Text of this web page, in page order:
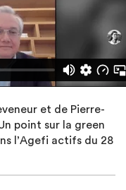
et de Pierre-
point sur la green
l’Agefi actifs du 28